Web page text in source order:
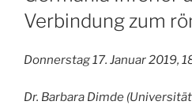
Verbindung zum
Donnerstag 17. Januar 2019,
Dr. Barbara Dimde